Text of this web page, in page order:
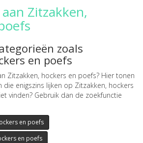
Zitzakken,
zoals
en poefs
Zitzakken, hockers en poefs? Hier tonen
die enigszins lijken op Zitzakken, hockers
vinden? Gebruik dan de zoekfunctie
en poefs
en poefs